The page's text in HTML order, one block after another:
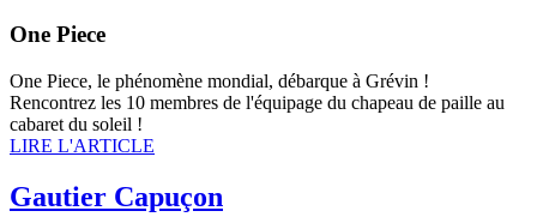
One Piece
One Piece, le phénomène mondial, débarque à Grévin !
Rencontrez les 10 membres de l'équipage du chapeau de paille au
cabaret du soleil !
LIRE L'ARTICLE
Gautier Capuçon